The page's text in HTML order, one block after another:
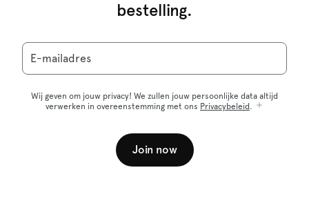
bestelling.
E-mailadres
Wij geven om jouw privacy! We zullen jouw persoonlijke data altijd
verwerken in overeenstemming met ons Privacybeleid .
Join now